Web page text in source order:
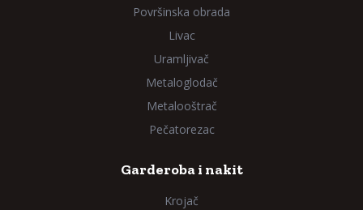
Površinska obrada
Livac
Uramljivač
Metaloglodač
Metalooštrač
Pečatorezac
Garderoba i nakit
Krojač